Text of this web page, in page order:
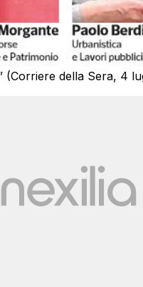
(Corriere della Sera, 4